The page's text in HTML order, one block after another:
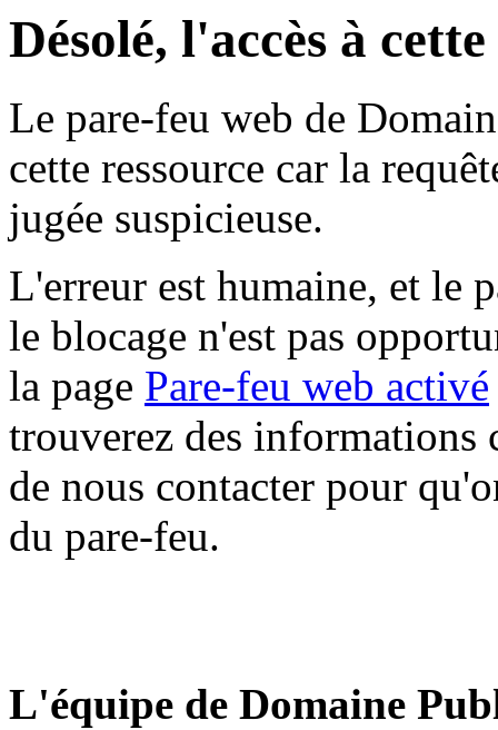
Désolé, l'accès à
Le pare-feu web de
cette ressource car la
jugée suspicieuse.
L'erreur est humaine, et le
le blocage n'est pas
la page Pare-feu web activé
trouverez des informations
de nous contacter pour
du pare-feu.
L'équipe de Domaine